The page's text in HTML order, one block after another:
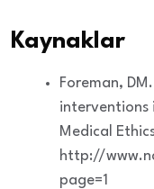
Kaynaklar
Foreman,
interventions
Medical
http://
page=1